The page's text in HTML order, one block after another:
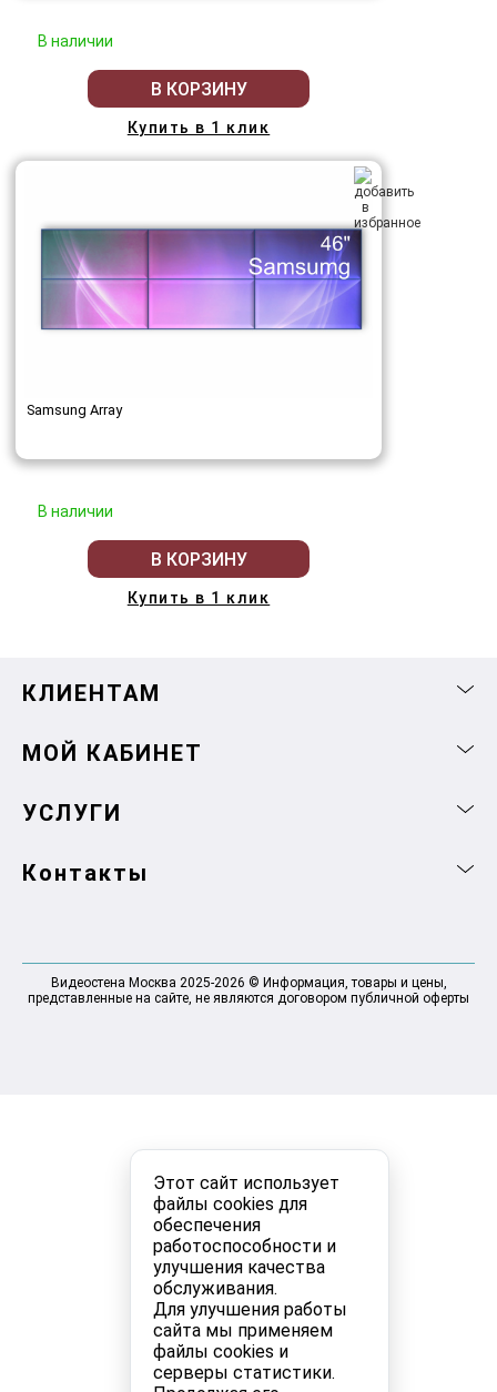
Этот сайт использует
файлы cookies для
обеспечения
работоспособности и
улучшения качества
обслуживания.
Для улучшения работы
сайта мы применяем
файлы cookies и
серверы статистики.
В наличии
В КОРЗИНУ
Купить в 1 клик
Samsung Array
В наличии
В КОРЗИНУ
Купить в 1 клик
КЛИЕНТАМ
МОЙ КАБИНЕТ
УСЛУГИ
Контакты
Видеостена Москва 2025-2026 © Информация, товары и цены,
представленные на сайте, не являются договором публичной оферты